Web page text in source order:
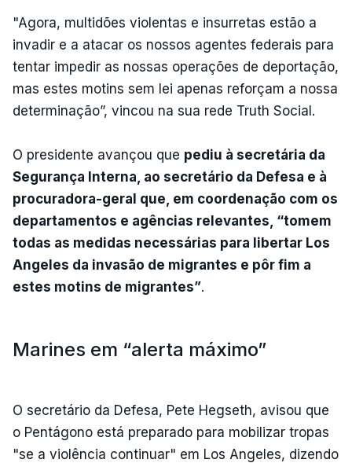
"Agora, multidões violentas e insurretas estão a
invadir e a atacar os nossos agentes federais para
tentar impedir as nossas operações de deportação,
mas estes motins sem lei apenas reforçam a nossa
determinação”, vincou na sua rede Truth Social.
O presidente avançou que pediu à secretária da
Segurança Interna, ao secretário da Defesa e à
procuradora-geral que, em coordenação com os
departamentos e agências relevantes, “tomem
todas as medidas necessárias para libertar Los
Angeles da invasão de migrantes e pôr fim a
estes motins de migrantes”.
Marines em “alerta máximo”
O secretário da Defesa, Pete Hegseth, avisou que
o Pentágono está preparado para mobilizar tropas
"se a violência continuar" em Los Angeles, dizendo